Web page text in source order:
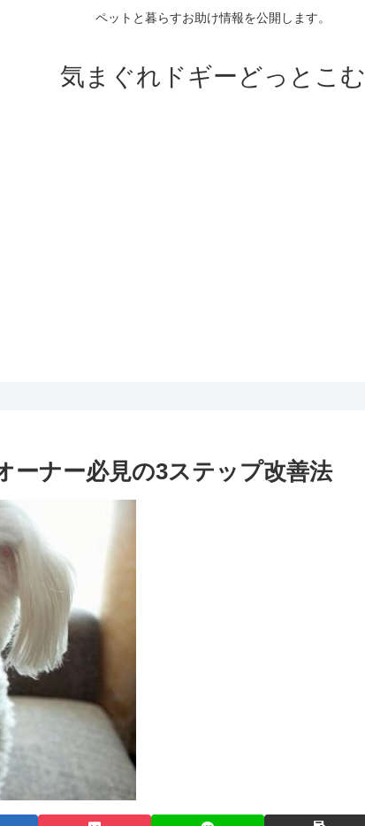
ペットと暮らすお助け情報を公開します。
気まぐれドギーどっとこむ
ーナー必見の3ステップ改善法